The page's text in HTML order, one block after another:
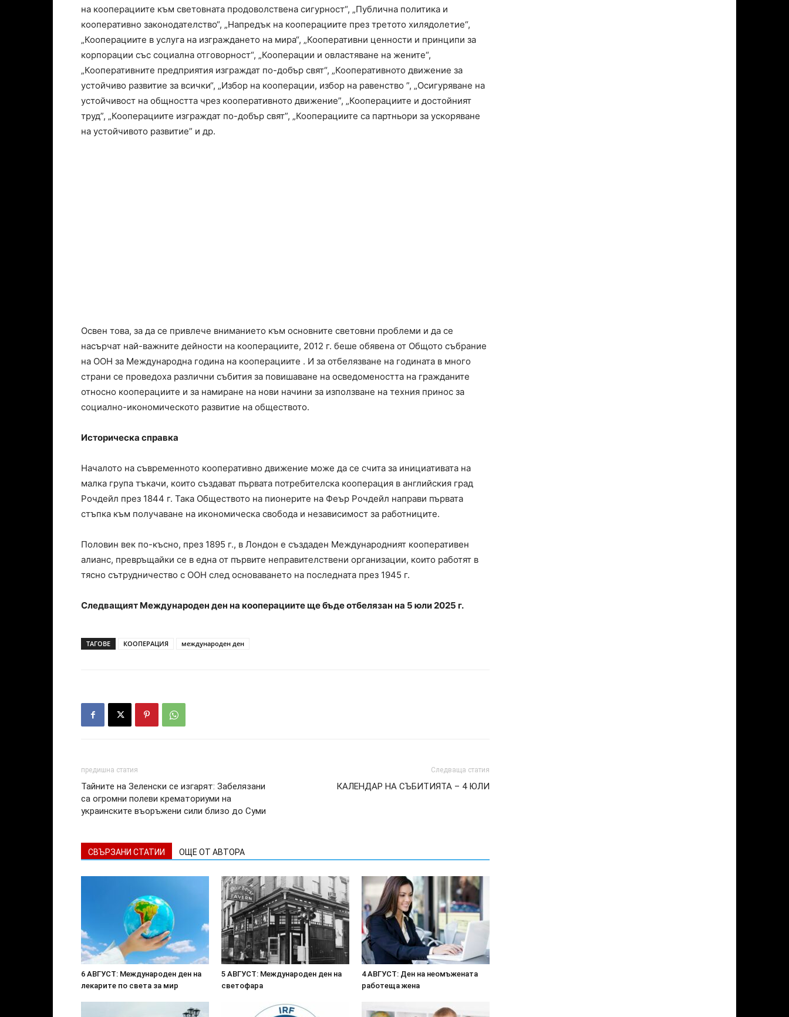
на кооперациите към световната продоволствена сигурност“, „Публична политика и
кооперативно законодателство“, „Напредък на кооперациите през третото хилядолетие“,
„Кооперациите в услуга на изграждането на мира“, „Кооперативни ценности и принципи за
корпорации със социална отговорност“, „Кооперации и овластяване на жените“,
„Кооперативните предприятия изграждат по-добър свят“, „Кооперативното движение за
устойчиво развитие за всички“, „Избор на кооперации, избор на равенство ”, „Осигуряване на
устойчивост на общността чрез кооперативното движение”, „Кооперациите и достойният
труд”, „Кооперациите изграждат по-добър свят”, „Кооперациите са партньори за ускоряване
на устойчивото развитие” и др.
Освен това, за да се привлече вниманието към основните световни проблеми и да се
насърчат най-важните дейности на кооперациите, 2012 г. беше обявена от Общото събрание
на ООН за Международна година на кооперациите . И за отбелязване на годината в много
страни се проведоха различни събития за повишаване на осведомеността на гражданите
относно кооперациите и за намиране на нови начини за използване на техния принос за
социално-икономическото развитие на обществото.
Историческа справка
Началото на съвременното кооперативно движение може да се счита за инициативата на
малка група тъкачи, които създават първата потребителска кооперация в английския град
Рочдейл през 1844 г. Така Обществото на пионерите на Феър Рочдейл направи първата
стъпка към получаване на икономическа свобода и независимост за работниците.
Половин век по-късно, през 1895 г., в Лондон е създаден Международният кооперативен
алианс, превръщайки се в една от първите неправителствени организации, които работят в
тясно сътрудничество с ООН след основаването на последната през 1945 г.
Следващият Международен ден на кооперациите ще бъде отбелязан на 5 юли 2025 г.
ТАГОВЕ КООПЕРАЦИЯ международен ден
предишна статия
Тайните на Зеленски се изгарят: Забелязани
са огромни полеви крематориуми на
украинските въоръжени сили близо до Суми
Следваща статия
КАЛЕНДАР НА СЪБИТИЯТА – 4 ЮЛИ
СВЪРЗАНИ СТАТИИ ОЩЕ ОТ АВТОРА
6 АВГУСТ: Международен ден на
лекарите по света за мир
5 АВГУСТ: Международен ден на
светофара
4 АВГУСТ: Ден на неомъжената
работеща жена